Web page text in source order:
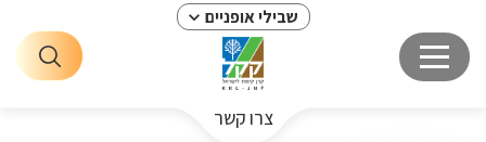
שבילי אופניים
צרו קשר